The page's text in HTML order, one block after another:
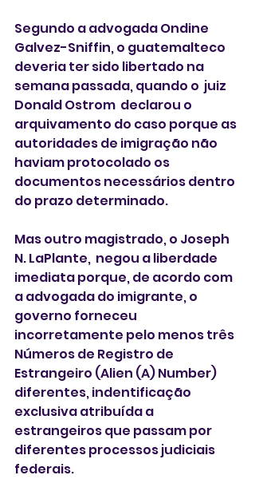
Segundo a advogada Ondine
Galvez-Sniffin, o guatemalteco
deveria ter sido libertado na
semana passada, quando o  juiz
Donald Ostrom  declarou o
arquivamento do caso porque as
autoridades de imigração não
haviam protocolado os
documentos necessários dentro
do prazo determinado.
Mas outro magistrado, o Joseph
N. LaPlante,  negou a liberdade
imediata porque, de acordo com
a advogada do imigrante, o
governo forneceu
incorretamente pelo menos três
Números de Registro de
Estrangeiro (Alien (A) Number)
diferentes, indentificação
exclusiva atribuída a
estrangeiros que passam por
diferentes processos judiciais
federais.